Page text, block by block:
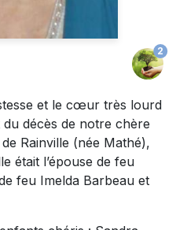
2
et le cœur très lourd
décès de notre chère
Rainville (née Mathé),
était l’épouse de feu
feu Imelda Barbeau et